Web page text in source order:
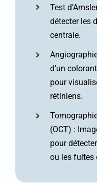
Test
détecter les
centrale.
d’un
pour
rétiniens.
(OCT) :
pour
ou les fuites